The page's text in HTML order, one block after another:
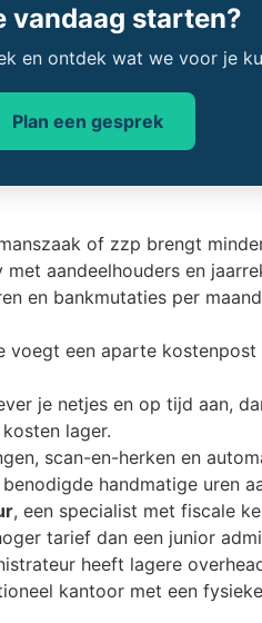
vandaag starten?
en ontdek wat we voor je
Plan een gesprek
of zzp brengt
aandeelhouders en
en bankmutaties per
voegt een aparte
je netjes en op tijd aan,
lager.
scan-en-herken en
handmatige uren
, een specialist met fiscale
tarief dan een junior
heeft lagere
kantoor met een